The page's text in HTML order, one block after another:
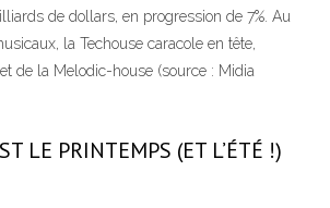
de dollars, en progression de 7%. Au
la Techouse caracole en tête,
de la Melodic-house (source : Midia
LE PRINTEMPS (ET L’ÉTÉ !)